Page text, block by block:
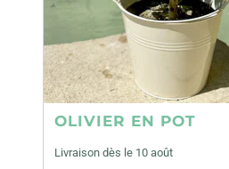
OLIVIER EN POT
Livraison dès le 10 août